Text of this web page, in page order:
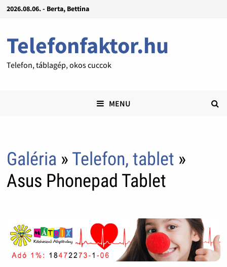
2026.08.06. - Berta, Bettina
Telefonfaktor.hu
Telefon, táblagép, okos cuccok
MENU
Galéria » Telefon, tablet »
Asus Phonepad Tablet